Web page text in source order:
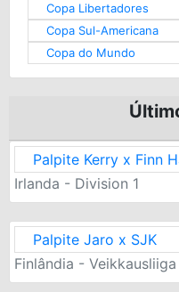
Copa Libertadores
Copa Sul-Americana
Copa do Mundo
Palpite Kerry x Finn
Irlanda - Division 1
Palpite Jaro x SJK
Finlândia - Veikkausliiga